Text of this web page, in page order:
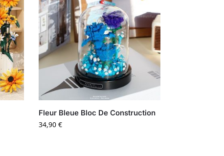
Fleur Bleue Bloc De Construction
34,90€